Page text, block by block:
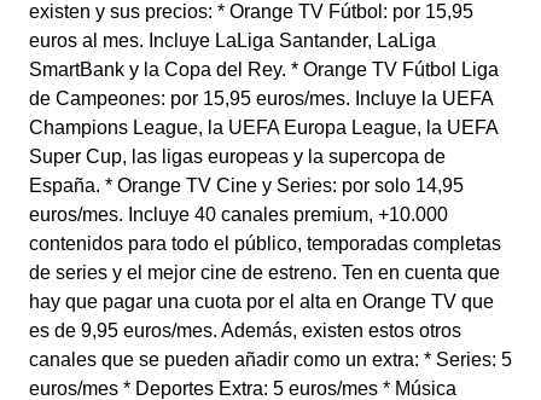
existen y sus precios: * Orange TV Fútbol: por 15,95
euros al mes. Incluye LaLiga Santander, LaLiga
SmartBank y la Copa del Rey. * Orange TV Fútbol Liga
de Campeones: por 15,95 euros/mes. Incluye la UEFA
Champions League, la UEFA Europa League, la UEFA
Super Cup, las ligas europeas y la supercopa de
España. * Orange TV Cine y Series: por solo 14,95
euros/mes. Incluye 40 canales premium, +10.000
contenidos para todo el público, temporadas completas
de series y el mejor cine de estreno. Ten en cuenta que
hay que pagar una cuota por el alta en Orange TV que
es de 9,95 euros/mes. Además, existen estos otros
canales que se pueden añadir como un extra: * Series: 5
euros/mes * Deportes Extra: 5 euros/mes * Música